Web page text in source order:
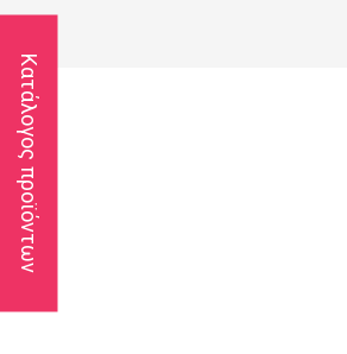
Κατάλογος προϊόντων